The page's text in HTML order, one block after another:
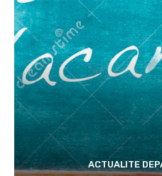
ACTUALITE